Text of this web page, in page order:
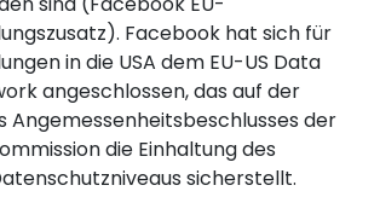
). Facebook hat sich für
in die USA dem EU-US Data
angeschlossen, das auf der
Angemessenheitsbeschlusses der
die Einhaltung des
sicherstellt.